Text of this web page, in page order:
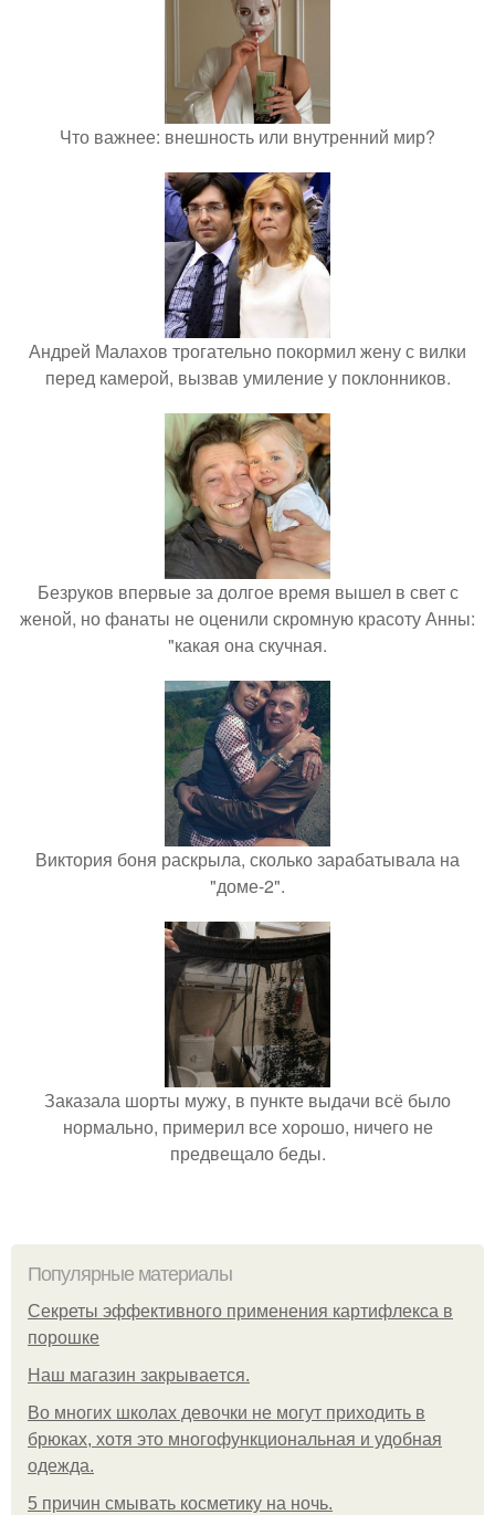
Что важнее: внешность или внутренний мир?
Андрей Малахов трогательно покормил жену с вилки
перед камерой, вызвав умиление у поклонников.
Безруков впервые за долгое время вышел в свет с
женой, но фанаты не оценили скромную красоту Анны:
"какая она скучная.
Виктория боня раскрыла, сколько зарабатывала на
"доме-2".
Заказала шорты мужу, в пункте выдачи всё было
нормально, примерил все хорошо, ничего не
предвещало беды.
Популярные материалы
Секреты эффективного применения картифлекса в
порошке
Нaш магaзин зaкрывaeтся.
Во многих школах девочки не могут приходить в
брюках, хотя это многофункциональная и удобная
одежда.
5 причин смывать косметику на ночь.